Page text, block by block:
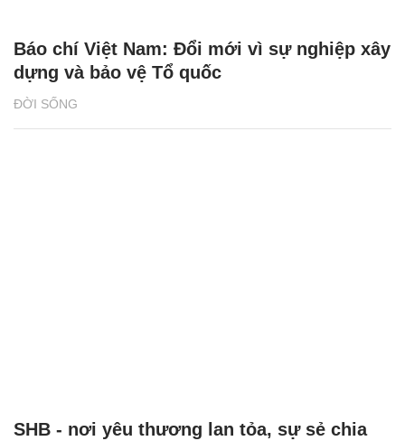
ĐỜI SỐNG
Báo chí Việt Nam: Đổi mới vì sự nghiệp xây
dựng và bảo vệ Tổ quốc
SHB - nơi yêu thương lan tỏa, sự sẻ chia